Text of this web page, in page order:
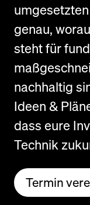
genau,
steht für
nachhaltig
Ideen &
dass eure
Technik
Termin